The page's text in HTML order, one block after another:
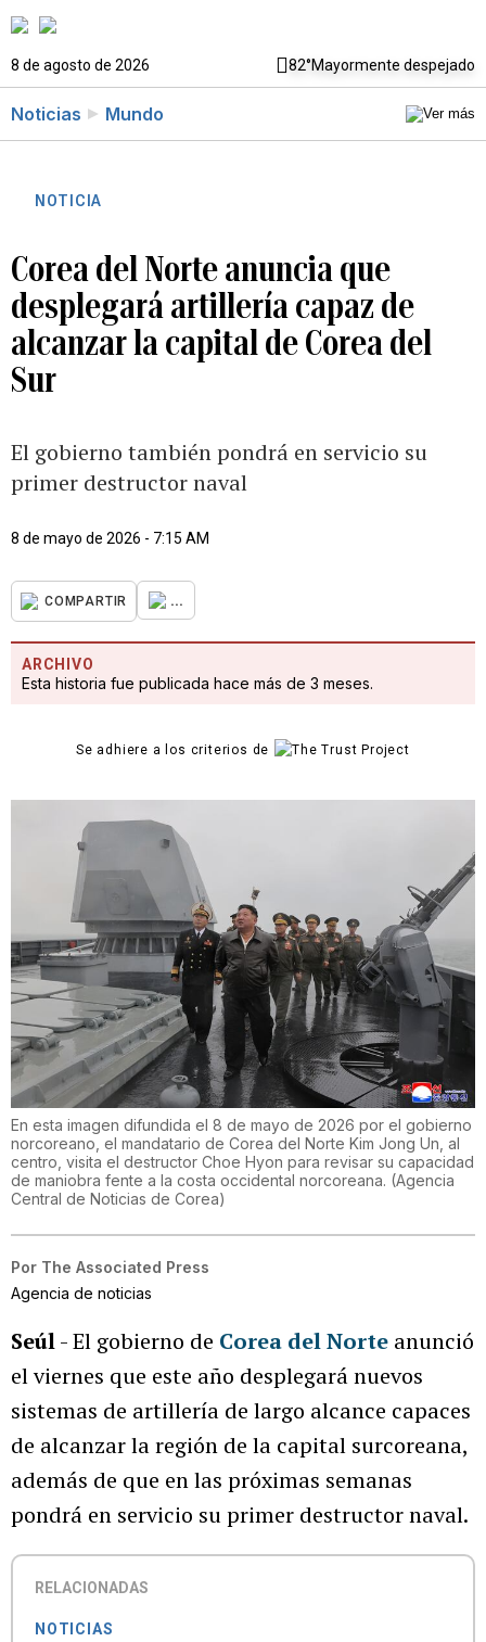
8 de agosto de 2026 82°Mayormente despejado
Noticias Mundo
NOTICIA
Corea del Norte anuncia que
desplegará artillería capaz de
alcanzar la capital de Corea del
Sur
El gobierno también pondrá en servicio su
primer destructor naval
8 de mayo de 2026 - 7:15 AM
COMPARTIR ...
ARCHIVO
Esta historia fue publicada hace más de 3 meses.
Se adhiere a los criterios de
En esta imagen difundida el 8 de mayo de 2026 por el gobierno
norcoreano, el mandatario de Corea del Norte Kim Jong Un, al
centro, visita el destructor Choe Hyon para revisar su capacidad
de maniobra fente a la costa occidental norcoreana. (Agencia
Central de Noticias de Corea)
Por The Associated Press
Agencia de noticias
Seúl- El gobierno de Corea del Norte anunció
el viernes que este año desplegará nuevos
sistemas de artillería de largo alcance capaces
de alcanzar la región de la capital surcoreana,
además de que en las próximas semanas
pondrá en servicio su primer destructor naval.
RELACIONADAS
NOTICIAS